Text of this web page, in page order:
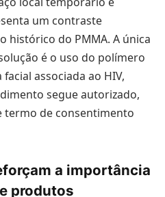
um contraste
histórico do PMMA. A única
é o uso do polímero
associada ao HIV,
segue autorizado,
termo de consentimento
a importância
produtos